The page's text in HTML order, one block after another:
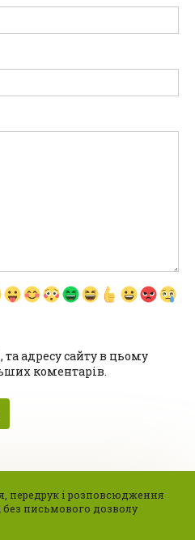
адресу сайту в цьому
коментарів.
передрук і розповсюдження
без письмового дозволу